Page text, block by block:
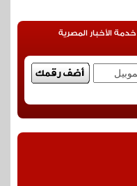
الأخبار المصرية